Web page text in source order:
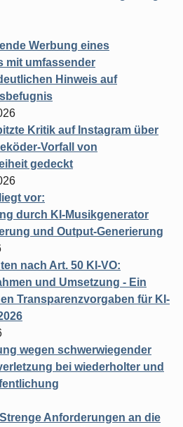
Werbung eines
mit umfassender
Hinweis auf
Kritik auf Instagram über
Vorfall von
gedeckt
vor:
durch KI-Musikgenerator
und Output-Generierung
nach Art. 50 KI-VO:
und Umsetzung - Ein
Transparenzvorgaben für KI-
wegen schwerwiegender
bei wiederholter und
Anforderungen an die